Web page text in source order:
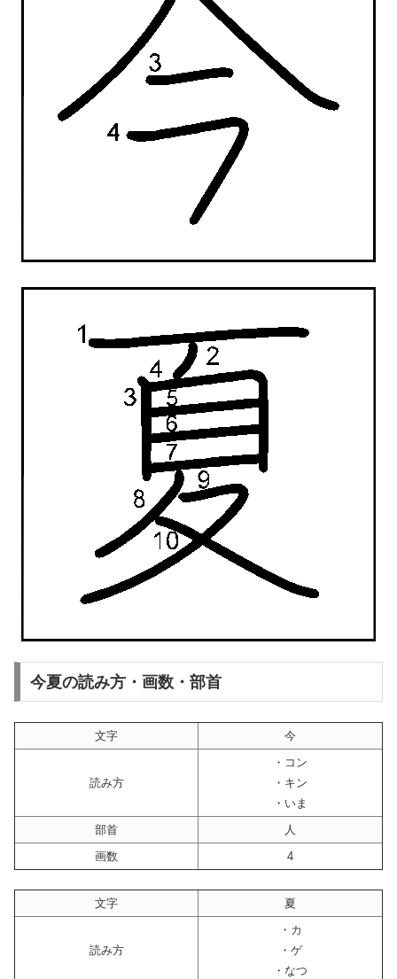
今夏の読み方・画数・部首
文字 今
読み方
・コン
・キン
・いま
部首
人
画数
4
文字 夏
読み方
・カ
・ゲ
・なつ